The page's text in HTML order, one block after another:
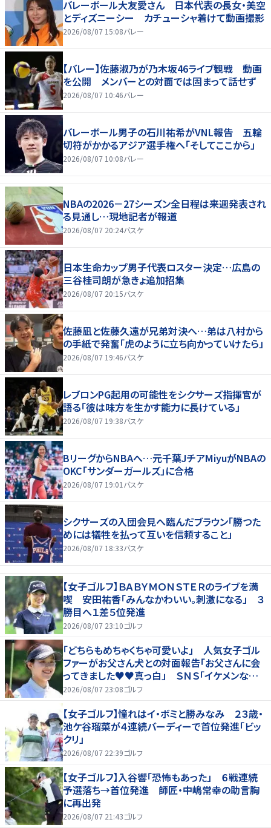
バレーボール大友愛さん 日本代表の長女・美空
とディズニーシー カチューシャ着けて動画撮影
2026/08/07 15:08バレー
【バレー】佐藤淑乃が乃木坂46ライブ観戦 動画
を公開 メンバーとの対面では固まって話せず
2026/08/07 10:46バレー
バレーボール男子の石川祐希がVNL報告 五輪
切符がかかるアジア選手権へ「そしてここから」
2026/08/07 10:08バレー
NBAの2026－27シーズン全日程は来週発表され
る見通し…現地記者が報道
2026/08/07 20:24バスケ
日本生命カップ男子代表ロスター決定…広島の
三谷桂司朗が急きょ追加招集
2026/08/07 20:15バスケ
佐藤凪と佐藤久遠が兄弟対決へ…弟は八村から
の手紙で発奮「虎のように立ち向かっていけたら」
2026/08/07 19:46バスケ
レブロンPG起用の可能性をシクサーズ指揮官が
語る「彼は味方を生かす能力に長けている」
2026/08/07 19:38バスケ
BリーグからNBAへ…元千葉JチアMiyuがNBAの
OKC「サンダーガールズ」に合格
2026/08/07 19:01 バスケ
シクサーズの入団会見へ臨んだブラウン「勝つた
めには犠牲を払って互いを信頼すること」
2026/08/07 18:33バスケ
【女子ゴルフ】ＢＡＢＹＭＯＮＳＴＥＲのライブを満
喫 安田祐香「みんなかわいい。刺激になる」 ３
勝目へ１差５位発進
2026/08/07 23:10ゴルフ
「どちらもめちゃくちゃ可愛いよ」 人気女子ゴル
ファーがお父さん犬との対面報告「お父さんに会
ってきました♥♥真っ白」 ＳＮＳ「イケメンなお
父さん」「白戸家入りするんですか？」
2026/08/07 23:08ゴルフ
【女子ゴルフ】憧れはイ・ボミと勝みなみ ２３歳・
池ケ谷瑠菜が４連続バーディーで首位発進「ビッ
クリ」
2026/08/07 22:39ゴルフ
【女子ゴルフ】入谷響「恐怖もあった」 ６戦連続
予選落ち→首位発進 師匠・中嶋常幸の助言胸
に再出発
2026/08/07 21:43ゴルフ